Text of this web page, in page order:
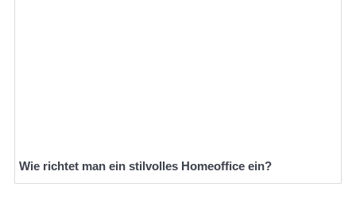
Wie richtet man ein stilvolles Homeoffice ein?